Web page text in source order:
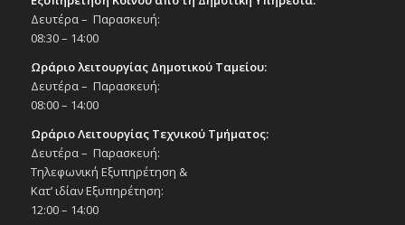
Δευτέρα – Παρασκευή:
08:30 – 14:00
Ωράριο λειτουργίας Δημοτικού Ταμείου:
Δευτέρα – Παρασκευή:
08:00 – 14:00
Ωράριο Λειτουργίας Τεχνικού Τμήματος:
Δευτέρα – Παρασκευή:
Τηλεφωνική Εξυπηρέτηση &
Κατ’ ιδίαν Εξυπηρέτηση:
12:00 – 14:00